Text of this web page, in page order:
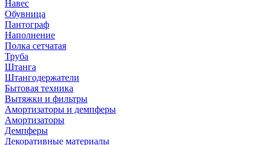
Навес
Обувница
Пантограф
Наполнение
Полка сетчатая
Труба
Штанга
Штангодержатели
Бытовая техника
Вытяжки и фильтры
Амортизаторы и демпферы
Амортизаторы
Демпферы
Декоративные материалы